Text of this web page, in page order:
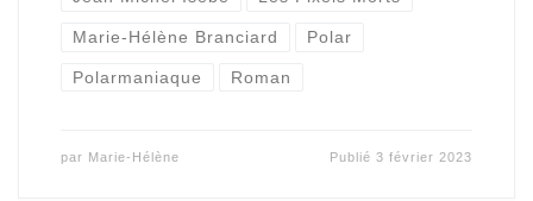
Marie-Hélène Branciard Polar
Polarmaniaque Roman
par Marie-Hélène Publié3 février 2023